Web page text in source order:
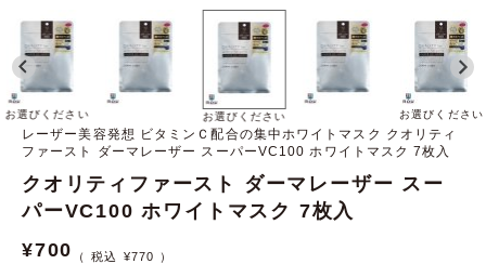
お選びください お選びください お選びください
レーザー美容発想 ビタミンＣ配合の集中ホワイトマスク クオリティ
ファースト ダーマレーザー スーパーVC100 ホワイトマスク 7枚入
クオリティファースト ダーマレーザー スー
パーVC100 ホワイトマスク 7枚入
¥700 ¥770